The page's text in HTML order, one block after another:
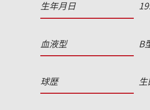
生年月日
血液型 B
球歴